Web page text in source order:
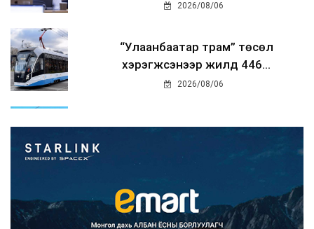
2026/08/06
“Улаанбаатар трам” төсөл
хэрэгжсэнээр жилд 446...
2026/08/06
Автомашины улсын дугаар тэгш
2026/08/06
Улаанбаатарт өдөртөө 29 хэм
дулаан